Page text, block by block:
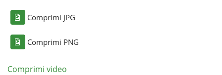
Comprimi JPG
Comprimi PNG
Comprimi video